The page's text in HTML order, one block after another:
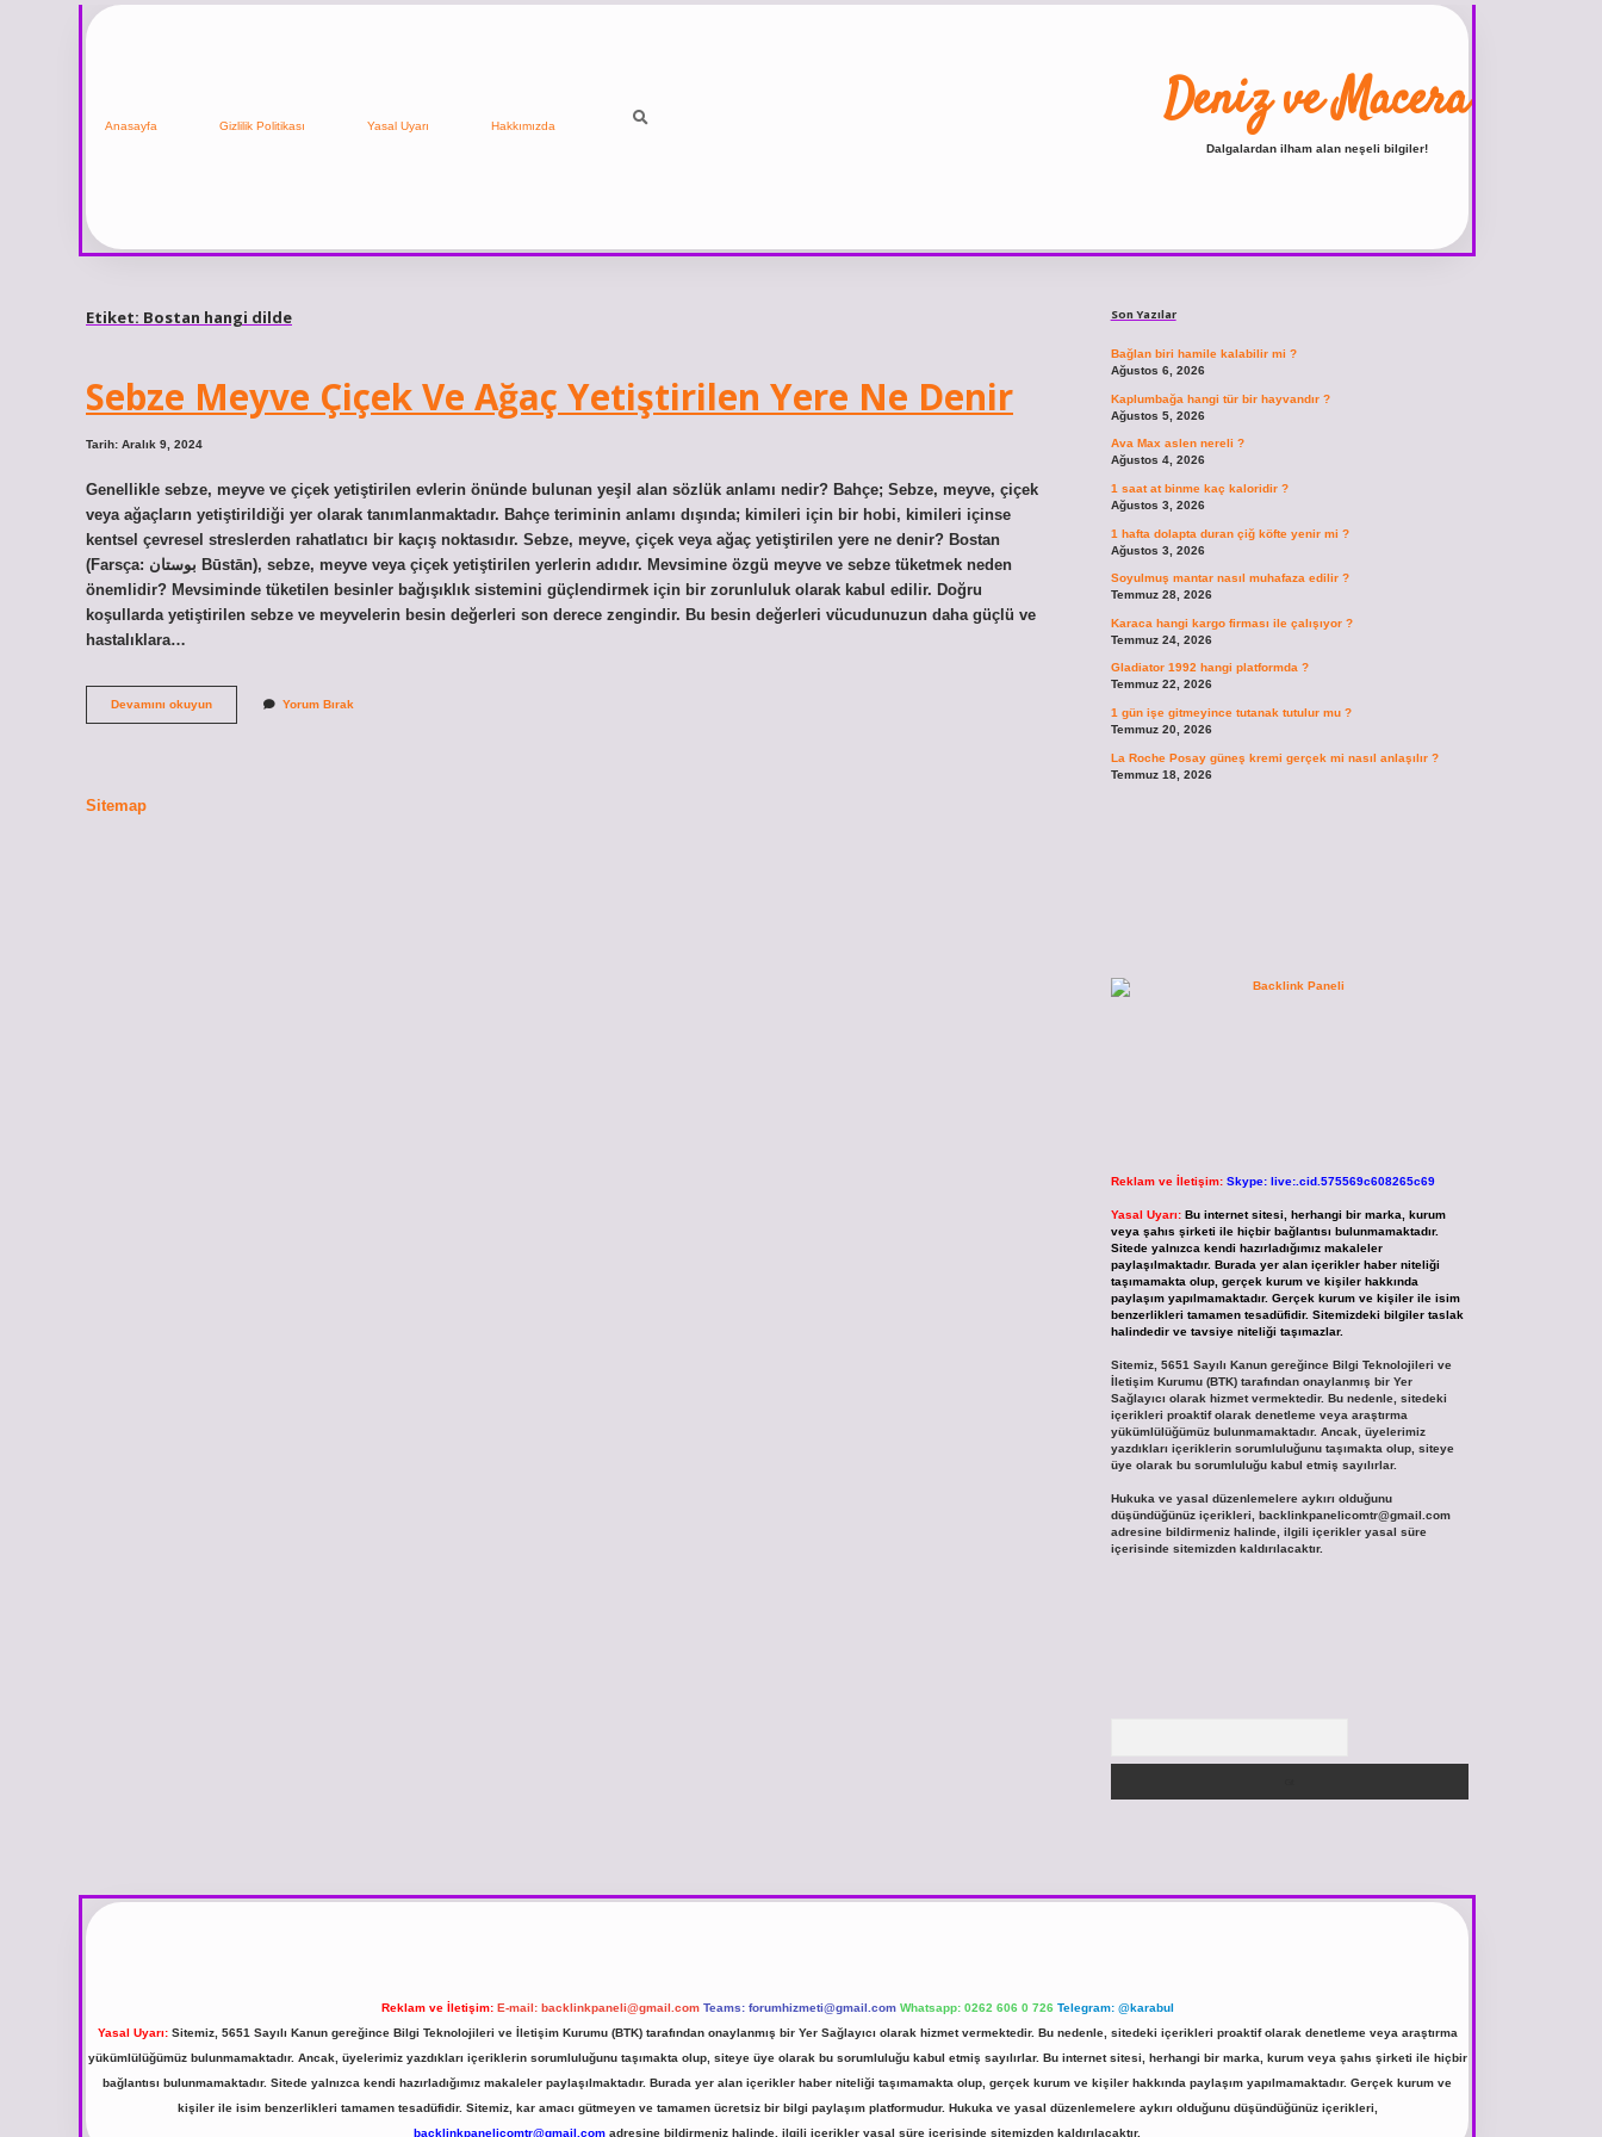
Anasayfa Gizlilik Politikası Yasal Uyarı Hakkımızda Deniz ve Macera
Dalgalardan ilham alan neşeli bilgiler!
Etiket: Bostan hangi dilde
Sebze Meyve Çiçek Ve Ağaç Yetiştirilen Yere Ne Denir
Tarih: Aralık 9, 2024
Genellikle sebze, meyve ve çiçek yetiştirilen evlerin önünde bulunan yeşil alan sözlük anlamı nedir? Bahçe; Sebze, meyve, çiçek
veya ağaçların yetiştirildiği yer olarak tanımlanmaktadır. Bahçe teriminin anlamı dışında; kimileri için bir hobi, kimileri içinse
kentsel çevresel streslerden rahatlatıcı bir kaçış noktasıdır. Sebze, meyve, çiçek veya ağaç yetiştirilen yere ne denir? Bostan
(Farsça: بوستان Būstān), sebze, meyve veya çiçek yetiştirilen yerlerin adıdır. Mevsimine özgü meyve ve sebze tüketmek neden
önemlidir? Mevsiminde tüketilen besinler bağışıklık sistemini güçlendirmek için bir zorunluluk olarak kabul edilir. Doğru
koşullarda yetiştirilen sebze ve meyvelerin besin değerleri son derece zengindir. Bu besin değerleri vücudunuzun daha güçlü ve
hastalıklara…
Devamını okuyunSebze
Meyve
Yorum Bırak
Sitemap
Son Yazılar
Bağlan biri hamile kalabilir mi ?
Ağustos 6, 2026
Kaplumbağa hangi tür bir hayvandır ?
Ağustos 5, 2026
Ava Max aslen nereli ?
Ağustos 4, 2026
1 saat at binme kaç kaloridir ?
Ağustos 3, 2026
1 hafta dolapta duran çiğ köfte yenir mi ?
Ağustos 3, 2026
Soyulmuş mantar nasıl muhafaza edilir ?
Temmuz 28, 2026
Karaca hangi kargo firması ile çalışıyor ?
Temmuz 24, 2026
Gladiator 1992 hangi platformda ?
Temmuz 22, 2026
1 gün işe gitmeyince tutanak tutulur mu ?
Temmuz 20, 2026
La Roche Posay güneş kremi gerçek mi nasıl anlaşılır ?
Temmuz 18, 2026
Reklam ve İletişim: Skype: live:.cid.575569c608265c69
Yasal Uyarı: Bu internet sitesi, herhangi bir marka, kurum
veya şahıs şirketi ile hiçbir bağlantısı bulunmamaktadır.
Sitede yalnızca kendi hazırladığımız makaleler
paylaşılmaktadır. Burada yer alan içerikler haber niteliği
taşımamakta olup, gerçek kurum ve kişiler hakkında
paylaşım yapılmamaktadır. Gerçek kurum ve kişiler ile isim
benzerlikleri tamamen tesadüfidir. Sitemizdeki bilgiler taslak
halindedir ve tavsiye niteliği taşımazlar.
Sitemiz, 5651 Sayılı Kanun gereğince Bilgi Teknolojileri ve
İletişim Kurumu (BTK) tarafından onaylanmış bir Yer
Sağlayıcı olarak hizmet vermektedir. Bu nedenle, sitedeki
içerikleri proaktif olarak denetleme veya araştırma
yükümlülüğümüz bulunmamaktadır. Ancak, üyelerimiz
yazdıkları içeriklerin sorumluluğunu taşımakta olup, siteye
üye olarak bu sorumluluğu kabul etmiş sayılırlar.
Hukuka ve yasal düzenlemelere aykırı olduğunu
düşündüğünüz içerikleri, backlinkpanelicomtr@gmail.com
adresine bildirmeniz halinde, ilgili içerikler yasal süre
içerisinde sitemizden kaldırılacaktır.
ilbetvdcasino giriş sitesivdcasino güncel girişhttps://www.betexper.xyz/
Reklam ve İletişim: E-mail: backlinkpaneli@gmail.com Teams: forumhizmeti@gmail.com Whatsapp: 0262 606 0 726 Telegram: @karabul
Yasal Uyarı:Sitemiz, 5651 Sayılı Kanun gereğince Bilgi Teknolojileri ve İletişim Kurumu (BTK) tarafından onaylanmış bir Yer Sağlayıcı olarak hizmet vermektedir. Bu nedenle, sitedeki içerikleri proaktif olarak denetleme veya araştırma
yükümlülüğümüz bulunmamaktadır. Ancak, üyelerimiz yazdıkları içeriklerin sorumluluğunu taşımakta olup, siteye üye olarak bu sorumluluğu kabul etmiş sayılırlar. Bu internet sitesi, herhangi bir marka, kurum veya şahıs şirketi ile hiçbir
bağlantısı bulunmamaktadır. Sitede yalnızca kendi hazırladığımız makaleler paylaşılmaktadır. Burada yer alan içerikler haber niteliği taşımamakta olup, gerçek kurum ve kişiler hakkında paylaşım yapılmamaktadır. Gerçek kurum ve
kişiler ile isim benzerlikleri tamamen tesadüfidir. Sitemiz, kar amacı gütmeyen ve tamamen ücretsiz bir bilgi paylaşım platformudur. Hukuka ve yasal düzenlemelere aykırı olduğunu düşündüğünüz içerikleri,
backlinkpanelicomtr@gmail.com adresine bildirmeniz halinde, ilgili içerikler yasal süre içerisinde sitemizden kaldırılacaktır.